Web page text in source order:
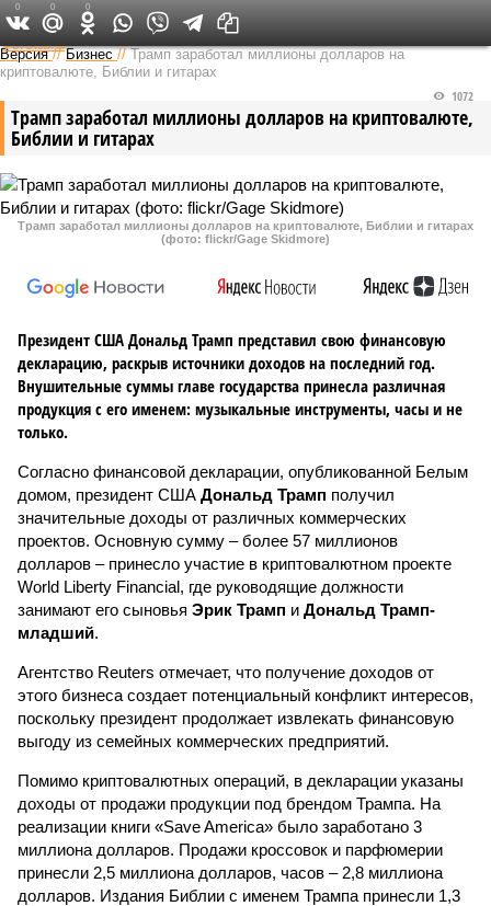
Федеральный выпуск
Версия //Бизнес //Трамп заработал миллионы долларов на
криптовалюте, Библии и гитарах
Трамп заработал миллионы долларов на криптовалюте,
Библии и гитарах
1072
Трамп заработал миллионы долларов на криптовалюте, Библии и гитарах
(фото: flickr/Gage Skidmore)
Президент США Дональд Трамп представил свою финансовую
декларацию, раскрыв источники доходов на последний год.
Внушительные суммы главе государства принесла различная
продукция с его именем: музыкальные инструменты, часы и не
только.
Согласно финансовой декларации, опубликованной Белым
домом, президент США Дональд Трамп получил
значительные доходы от различных коммерческих
проектов. Основную сумму – более 57 миллионов
долларов – принесло участие в криптовалютном проекте
World Liberty Financial, где руководящие должности
занимают его сыновья Эрик Трамп и Дональд Трамп-
младший.
Агентство Reuters отмечает, что получение доходов от
этого бизнеса создает потенциальный конфликт интересов,
поскольку президент продолжает извлекать финансовую
выгоду из семейных коммерческих предприятий.
Помимо криптовалютных операций, в декларации указаны
доходы от продажи продукции под брендом Трампа. На
реализации книги «Save America» было заработано 3
миллиона долларов. Продажи кроссовок и парфюмерии
принесли 2,5 миллиона долларов, часов – 2,8 миллиона
долларов. Издания Библии с именем Трампа принесли 1,3
0 0 0